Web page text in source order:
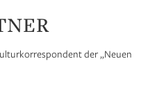
der „Neuen